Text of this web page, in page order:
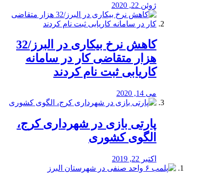
ژوئن 22, 2020
کاهش نرخ بیکاری در البرز/32
هزار متقاضی کار در سامانه
کاریابی ثبت نام کردند
می 14, 2020
پارتی بازی در شهرداری کرج،
الگوی کشوری
اکتبر 22, 2019